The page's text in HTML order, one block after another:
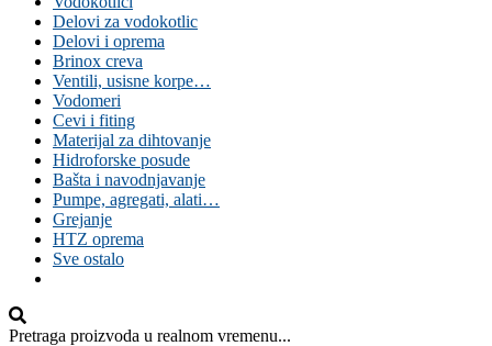
Delovi za vodokotlic
Delovi i oprema
Brinox creva
Ventili, usisne korpe…
Vodomeri
Cevi i fiting
Materijal za dihtovanje
Hidroforske posude
Bašta i navodnjavanje
Pumpe, agregati, alati…
Grejanje
HTZ oprema
Sve ostalo
Pretraga proizvoda u realnom vremenu...